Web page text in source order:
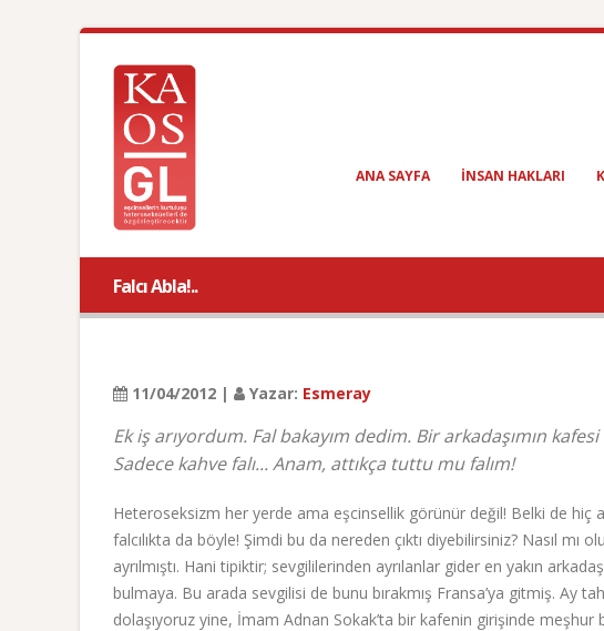
ANA SAYFA INSAN HAKLARI
Falcı Abla!..
11/04/2012 | Yazar: Esmeray
Ek iş arıyordum. Fal bakayım dedim. Bir arkadaşımın
Sadece kahve falı... Anam, attıkça tuttu mu falım!
Heteroseksizm her yerde ama eşcinsellik görünür değil! Belki de hiç
falcılıkta da böyle! Şimdi bu da nereden çıktı diyebilirsiniz? Nasıl mı
ayrılmıştı. Hani tipiktir; sevgililerinden ayrılanlar gider en yakın
bulmaya. Bu arada sevgilisi de bunu bırakmış Fransa’ya gitmiş. Ay
dolaşıyoruz yine, İmam Adnan Sokak’ta bir kafenin girişinde